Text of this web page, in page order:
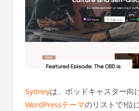
Sydneyは、ポッドキャスター向
WordPressテーマのリストで1位